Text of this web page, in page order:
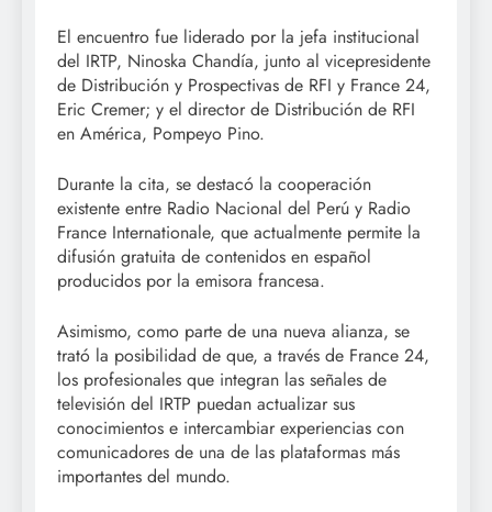
El encuentro fue liderado por la jefa institucional
del IRTP, Ninoska Chandía, junto al vicepresidente
de Distribución y Prospectivas de RFI y France 24,
Eric Cremer; y el director de Distribución de RFI
en América, Pompeyo Pino.
Durante la cita, se destacó la cooperación
existente entre Radio Nacional del Perú y Radio
France Internationale, que actualmente permite la
difusión gratuita de contenidos en español
producidos por la emisora francesa.
Asimismo, como parte de una nueva alianza, se
trató la posibilidad de que, a través de France 24,
los profesionales que integran las señales de
televisión del IRTP puedan actualizar sus
conocimientos e intercambiar experiencias con
comunicadores de una de las plataformas más
importantes del mundo.